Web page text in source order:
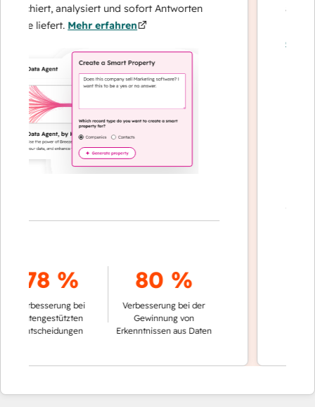
analysiert und sofort Antworten
sie liefert.Mehr erfahren
78 %
Verbesserung bei
datengestützten
Entscheidungen
80 %
Verbesserung bei der
Gewinnung von
Erkenntnissen aus Daten
auf
erfahren